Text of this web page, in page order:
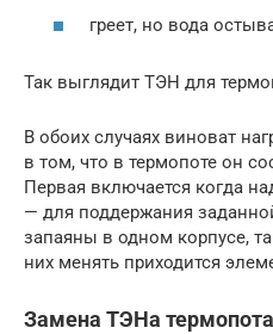
греет, но вода
Так выглядит ТЭН для
В обоих случаях виноват
в том, что в термопоте он
Первая включается когда
— для поддержания
запаяны в одном корпусе,
них менять приходится
Замена ТЭНа термопота